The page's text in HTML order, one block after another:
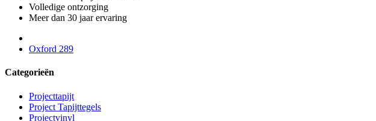
Volledige ontzorging
Meer dan 30 jaar ervaring
Oxford 289
Categorieën
Projecttapijt
Project Tapijttegels
Projectvinyl